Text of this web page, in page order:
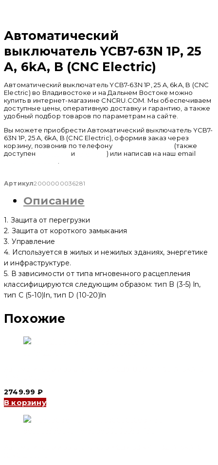
Автоматический
выключатель YCB7-63N 1P, 25
A, 6kA, B (CNC Electric)
Автоматический выключатель YCB7-63N 1P, 25 A, 6kA, B (CNC
Electric) во Владивостоке и на Дальнем Востоке можно
купить в интернет-магазине CNCRU.COM. Мы обеспечиваем
доступные цены, оперативную доставку и гарантию, а также
удобный подбор товаров по параметрам на сайте.
Вы можете приобрести Автоматический выключатель YCB7-
63N 1P, 25 A, 6kA, B (CNC Electric), оформив заказ через
корзину, позвонив по телефону
(также
доступен
и
) или написав на наш email
Артикул2000000036281
Описание
1. Защита от перегрузки
2. Защита от короткого замыкания
3. Управление
4. Используется в жилых и нежилых зданиях, энергетике
и инфраструктуре.
5. В зависимости от типа мгновенного расцепления
классифицируются следующим образом: тип B (3-5) ln,
тип C (5-10)ln, тип D (10-20)ln
Похожие
2749.99 ₽
В корзину